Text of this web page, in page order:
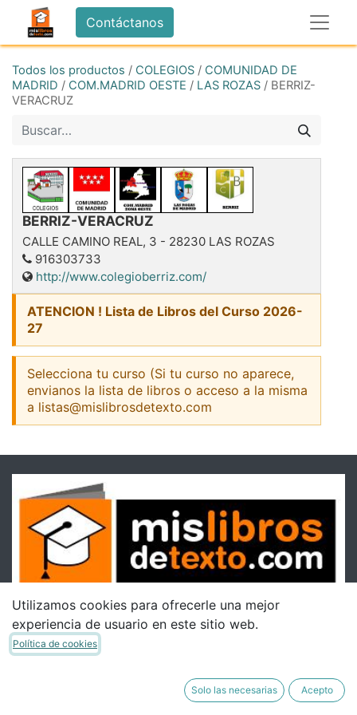
Contáctanos
Todos los productos / COLEGIOS / COMUNIDAD DE
MADRID / COM.MADRID OESTE / LAS ROZAS / BERRIZ-
VERACRUZ
BERRIZ-VERACRUZ
CALLE CAMINO REAL, 3 - 28230 LAS ROZAS
916303733
http://www.colegioberriz.com/
ATENCION ! Lista de Libros del Curso 2026-
27
Selecciona tu curso (Si tu curso no aparece,
envianos la lista de libros o acceso a la misma
a listas@mislibrosdetexto.com
Utilizamos cookies para ofrecerle una mejor
experiencia de usuario en este sitio web.
Política de cookies
Solo las necesarias Acepto